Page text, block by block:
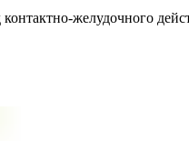
желудочного